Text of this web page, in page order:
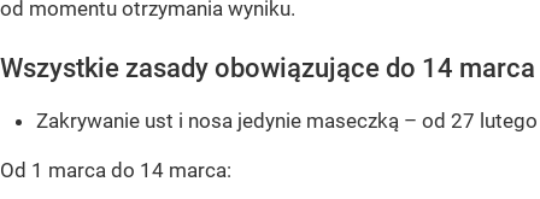
od momentu otrzymania wyniku.
Wszystkie zasady obowiązujące do 14 marca
Zakrywanie ust i nosa jedynie maseczką – od 27 lutego
Od 1 marca do 14 marca: